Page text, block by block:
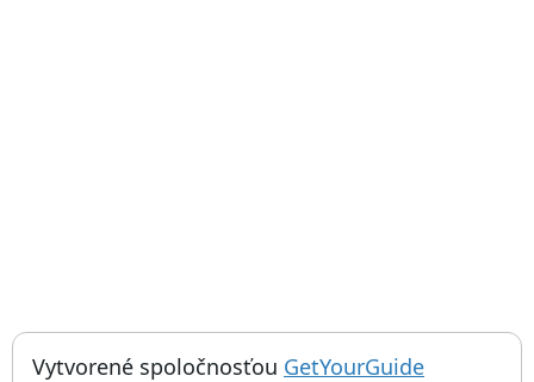
Things to do near Maják v Janove, Lanterna di Genova,
Vytvorené spoločnosťou GetYourGuide; otvorí sa